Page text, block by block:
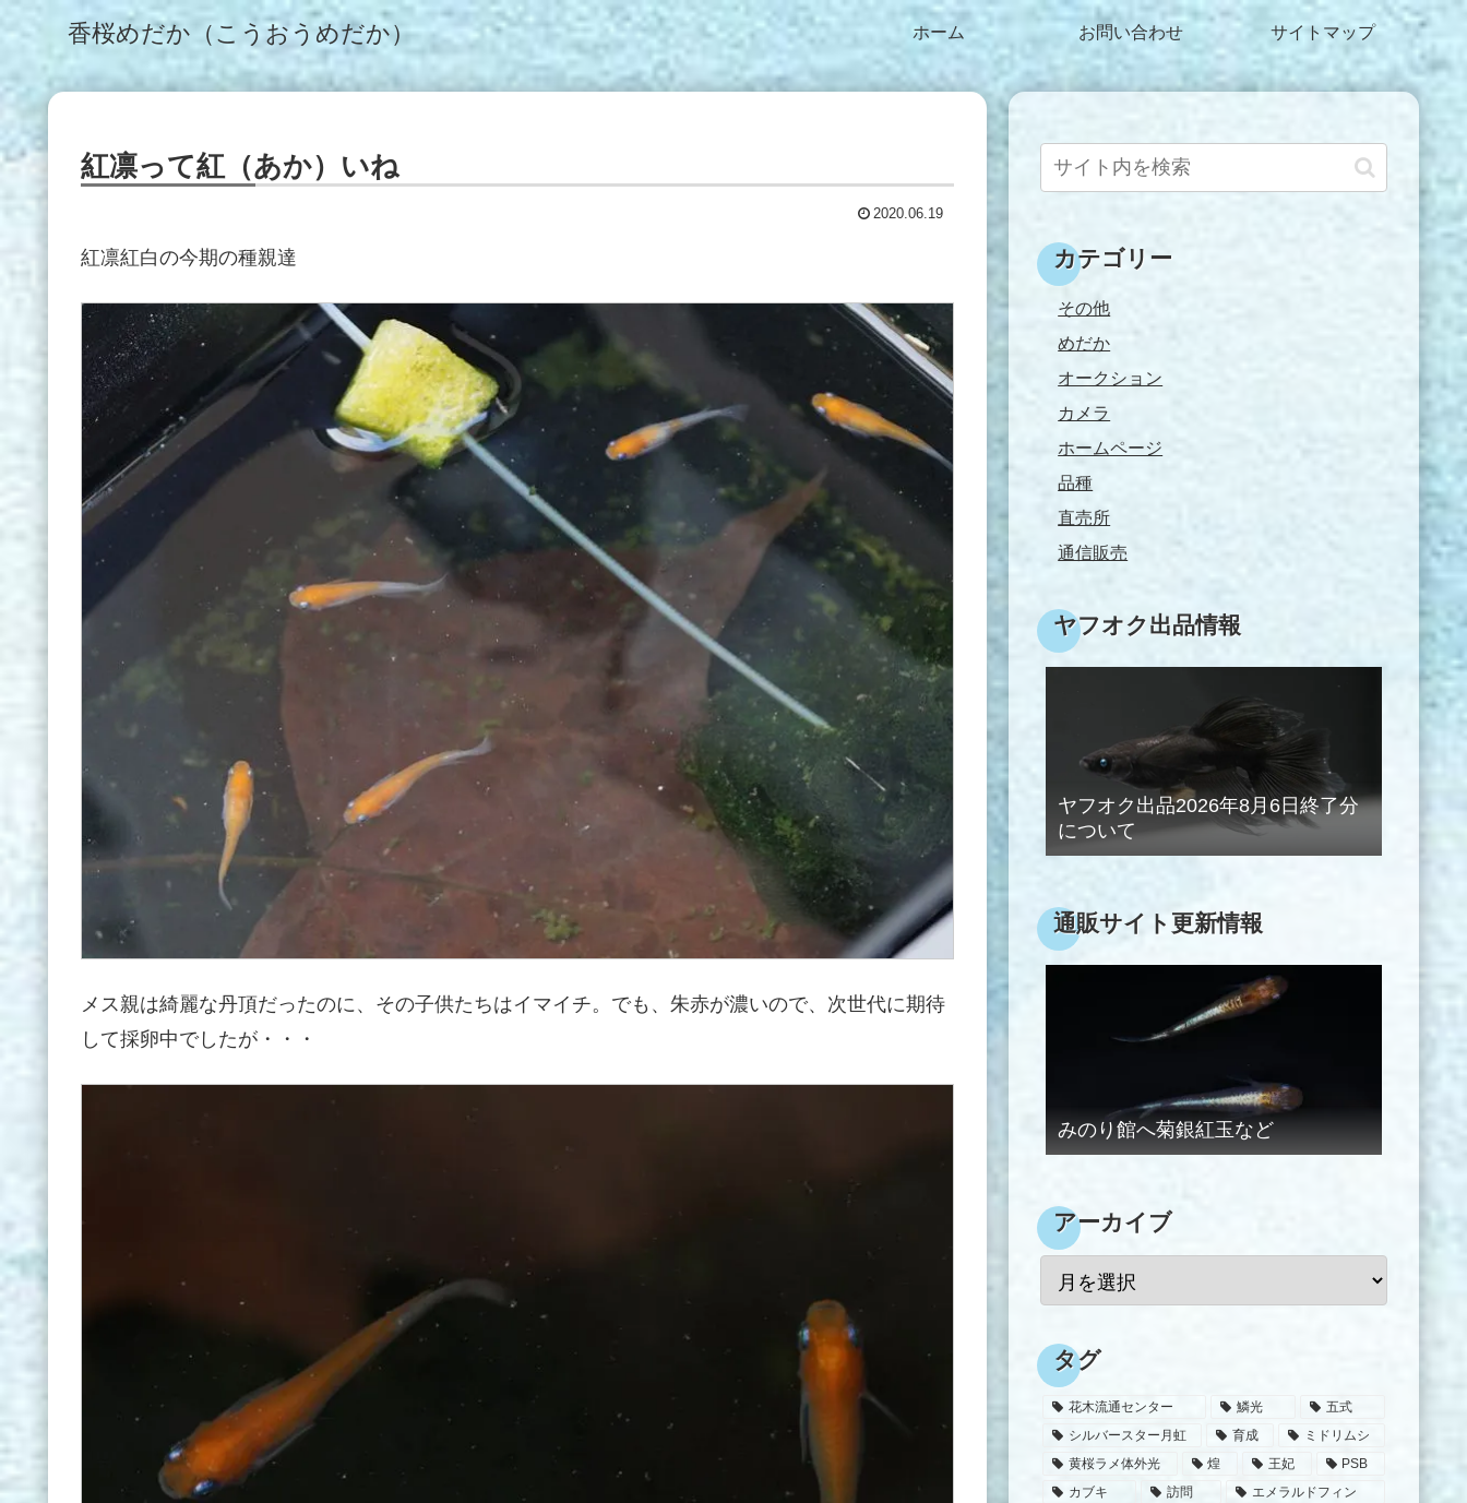
香桜めだか（こうおうめだか） ホーム お問い合わせ サイトマップ
紅凛って紅（あか）いね
2020.06.19
紅凛紅白の今期の種親達
メス親は綺麗な丹頂だったのに、その子供たちはイマイチ。でも、朱赤が濃いので、次世代に期待
して採卵中でしたが・・・
カテゴリー
その他
めだか
オークション
カメラ
ホームページ
品種
直売所
通信販売
ヤフオク出品情報
ヤフオク出品2026年8月6日終了分
について
通販サイト更新情報
みのり館へ菊銀紅玉など
アーカイブ
タグ
花木流通センター 鱗光
五式
シルバースター月虹
育成
ミドリムシ
黄桜ラメ体外光
煌 王妃
PSB
カブキ
訪問
エメラルドフィン